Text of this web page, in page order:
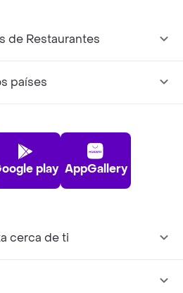
de Restaurantes
países
play AppGallery
cerca de ti